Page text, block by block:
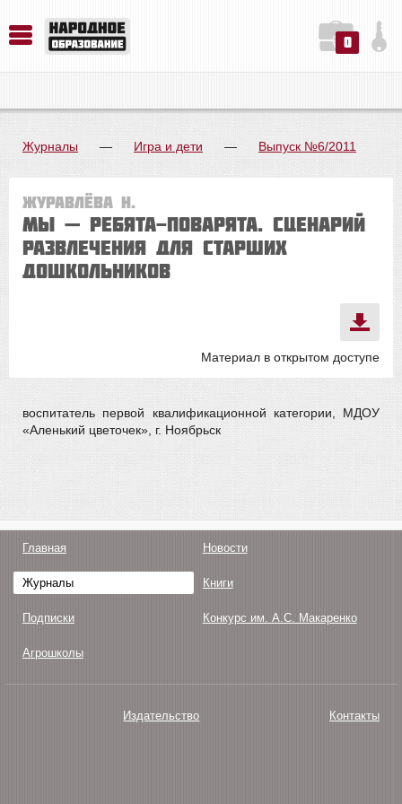
0
Журналы — Игра и дети — Выпуск №6/2011
Журавлёва Н.
Мы — ребята-поварята. Сценарий
развлечения для старших
дошкольников
Материал в открытом доступе
воспитатель первой квалификационной категории, МДОУ
«Аленький цветочек», г. Ноябрьск
Главная Новости
Журналы Книги
Подписки Конкурс им. А.С. Макаренко
Агрошколы
Издательство Контакты